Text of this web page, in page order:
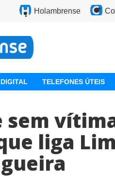
Holambrense
TELEFONES ÚTEIS
sem
liga